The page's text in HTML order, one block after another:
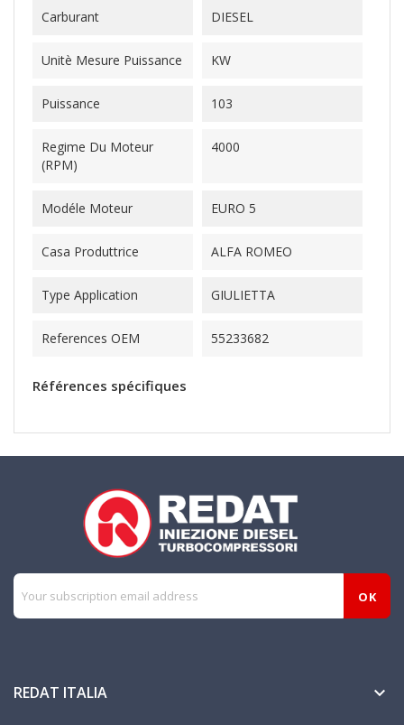
Carburant DIESEL
Unitè Mesure Puissance KW
Puissance 103
Regime Du Moteur
(RPM)
4000
Modéle Moteur EURO 5
Casa Produttrice ALFA ROMEO
Type Application GIULIETTA
References OEM 55233682
Références spécifiques
REDAT ITALIA 